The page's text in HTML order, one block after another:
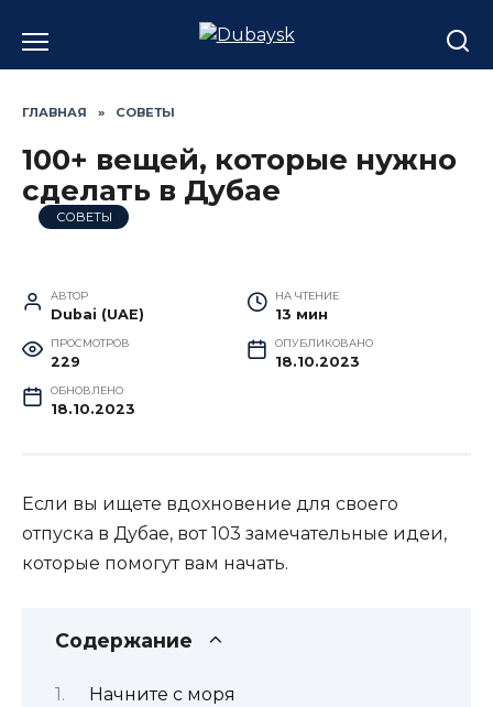
содержанию
ГЛАВНАЯ » СОВЕТЫ
100+ вещей, которые нужно
сделать в Дубае
СОВЕТЫ
АВТОР
Dubai (UAE)
НА ЧТЕНИЕ
13 мин
ПРОСМОТРОВ
229
ОПУБЛИКОВАНО
18.10.2023
ОБНОВЛЕНО
18.10.2023
Если вы ищете вдохновение для своего
отпуска в Дубае, вот 103 замечательные идеи,
которые помогут вам начать.
Содержание
Начните с моря